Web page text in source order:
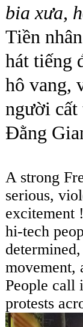
bia xưa,
Tiền
hát tiếng
hô vang,
người cất
Đằng
A strong
serious,
excitement
hi-tech
movement,
People call
protests